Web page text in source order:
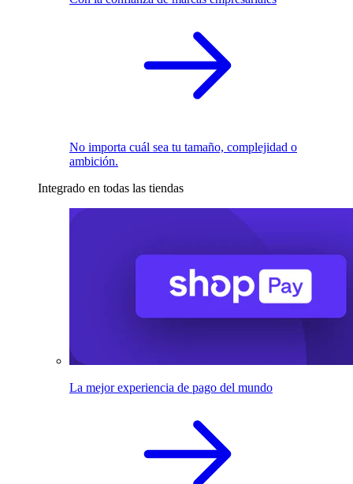
No importa cuál sea tu tamaño, complejidad o
ambición.
Integrado en todas las tiendas
La mejor experiencia de pago del mundo